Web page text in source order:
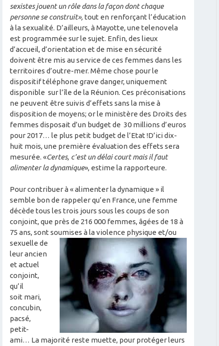
sexistes jouent un rôle dans la façon dont chaque
personne se construit», tout en renforçant l’éducation
à la sexualité. D’ailleurs, à Mayotte, une telenovela
est programmée sur le sujet. Enfin, des lieux
d’accueil, d’orientation et de mise en sécurité
doivent être mis au service de ces femmes dans les
territoires d’outre-mer. Même chose pour le
dispositif téléphone grave danger, uniquement
disponible sur l’île de la Réunion. Ces préconisations
ne peuvent être suivis d’effets sans la mise à
disposition de moyens; or le ministère des Droits des
femmes disposait d’un budget de 30 millions d’euros
pour 2017… le plus petit budget de l’Etat !D’ici dix-
huit mois, une première évaluation des effets sera
mesurée. «Certes, c’est un délai court mais il faut
alimenter la dynamique», estime la rapporteure.
Pour contribuer à « alimenter la dynamique » il
semble bon de rappeler qu’en France, une femme
décède tous les trois jours sous les coups de son
conjoint, que près de 216 000 femmes, âgées de 18 à
75 ans, sont soumises à la violence physique et/ou
sexuelle de
leur ancien
et actuel
conjoint,
qu’il
soit mari,
concubin,
pacsé,
petit-
ami… La majorité reste muette, pour protéger leurs